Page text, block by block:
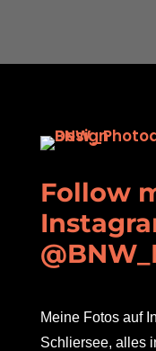
Follow
Meine Fotos auf
Schliersee, alles